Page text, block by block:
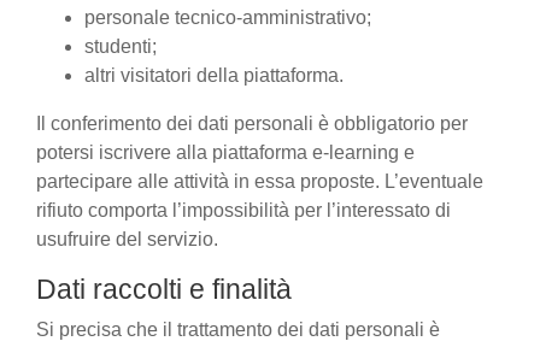
personale tecnico-amministrativo;
studenti;
altri visitatori della piattaforma.
Il conferimento dei dati personali è obbligatorio per
potersi iscrivere alla piattaforma e-learning e
partecipare alle attività in essa proposte. L’eventuale
rifiuto comporta l’impossibilità per l’interessato di
usufruire del servizio.
Dati raccolti e finalità
Si precisa che il trattamento dei dati personali è